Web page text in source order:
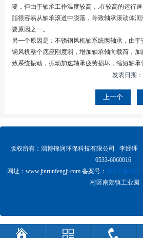
要，但由于轴承工作温度较高，.在较高的运行
脂很容易从轴承滚道中脱落，导致轴承滚动体
要原因之一。
另一个原因是：不锈钢风机轴系统两轴承，由
钢风机整个底座刚度弱，增加轴承轴向载荷，
致系统振动，振动加速轴承疲劳损坏，缩短轴承
发表日期
上一个
版权所有：淄博锦润环保科技有限公司 李经理
0533-6060016
网址：www.jinrunfengji.com备案号： 鲁ICP备
村区南郊镇工业园